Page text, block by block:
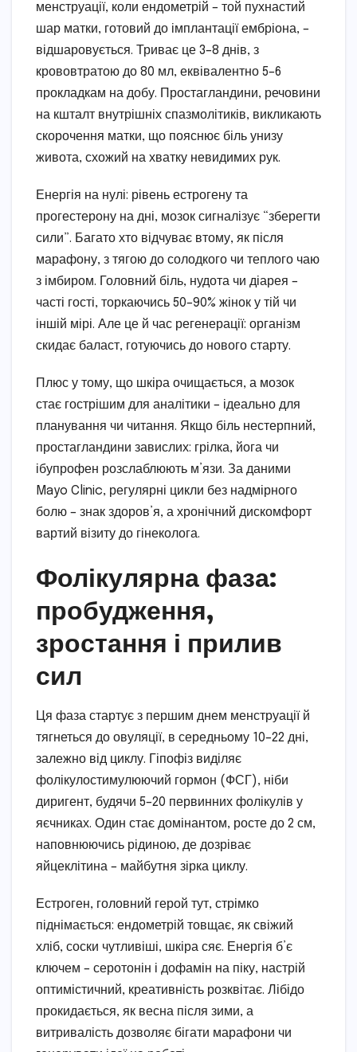
менструації, коли ендометрій – той пухнастий
шар матки, готовий до імплантації ембріона, –
відшаровується. Триває це 3–8 днів, з
крововтратою до 80 мл, еквівалентно 5–6
прокладкам на добу. Простагландини, речовини
на кшталт внутрішніх спазмолітиків, викликають
скорочення матки, що пояснює біль унизу
живота, схожий на хватку невидимих рук.
Енергія на нулі: рівень естрогену та
прогестерону на дні, мозок сигналізує “зберегти
сили”. Багато хто відчуває втому, як після
марафону, з тягою до солодкого чи теплого чаю
з імбиром. Головний біль, нудота чи діарея –
часті гості, торкаючись 50–90% жінок у тій чи
іншій мірі. Але це й час регенерації: організм
скидає баласт, готуючись до нового старту.
Плюс у тому, що шкіра очищається, а мозок
стає гострішим для аналітики – ідеально для
планування чи читання. Якщо біль нестерпний,
простагландини завислих: грілка, йога чи
ібупрофен розслаблюють м’язи. За даними
Mayo Clinic, регулярні цикли без надмірного
болю – знак здоров’я, а хронічний дискомфорт
вартий візиту до гінеколога.
Фолікулярна фаза:
пробудження,
зростання і прилив
сил
Ця фаза стартує з першим днем менструації й
тягнеться до овуляції, в середньому 10–22 дні,
залежно від циклу. Гіпофіз виділяє
фолікулостимулюючий гормон (ФСГ), ніби
диригент, будячи 5–20 первинних фолікулів у
яєчниках. Один стає домінантом, росте до 2 см,
наповнюючись рідиною, де дозріває
яйцеклітина – майбутня зірка циклу.
Естроген, головний герой тут, стрімко
піднімається: ендометрій товщає, як свіжий
хліб, соски чутливіші, шкіра сяє. Енергія б’є
ключем – серотонін і дофамін на піку, настрій
оптимістичний, креативність розквітає. Лібідо
прокидається, як весна після зими, а
витривалість дозволяє бігати марафони чи